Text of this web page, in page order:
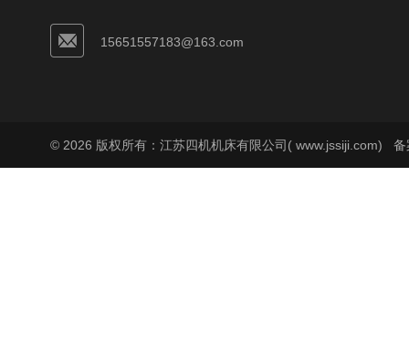
15651557183@163.com
© 2026 版权所有：江苏四机机床有限公司( www.jssiji.com) 备